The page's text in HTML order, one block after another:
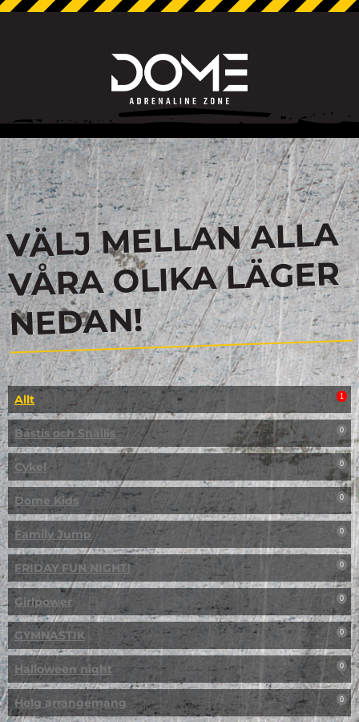
VÄLJ MELLAN ALLA
VÅRA OLIKA LÄGER
NEDAN!
Allt 1
Bästis och Snällis 0
Cykel 0
Dome Kids 0
Family Jump 0
FRIDAY FUN NIGHT! 0
Girlpower 0
GYMNASTIK 0
Halloween night 0
Helg arrangemang 0